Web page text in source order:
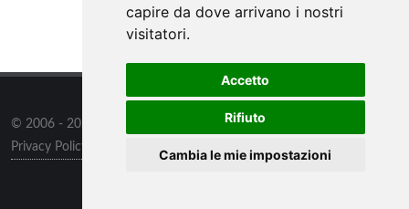
capire da dove arrivano i nostri
visitatori.
Accetto
Rifiuto
Cambia le mie impostazioni
© 2006 - 2026
tutti i diritti riservati.
Privacy Policy
Preferenze sui Cookies